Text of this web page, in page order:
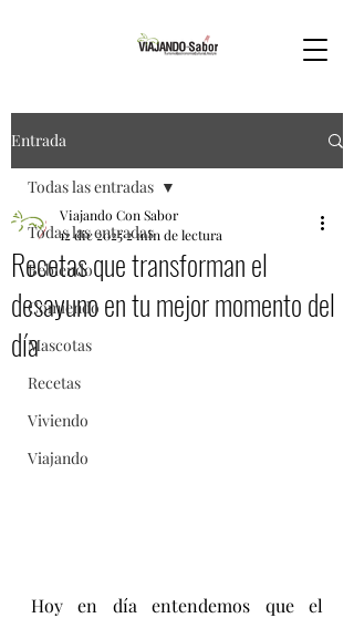
Entrada
Todas las entradas
Bebiendo
Comiendo
Mascotas
Recetas
Viviendo
Viajando
Todas las entradas
Recetas que transforman el
desayuno en tu mejor momento del
día
Viajando Con Sabor
12 dic 20252 min de lectura
Hoy en día entendemos que el